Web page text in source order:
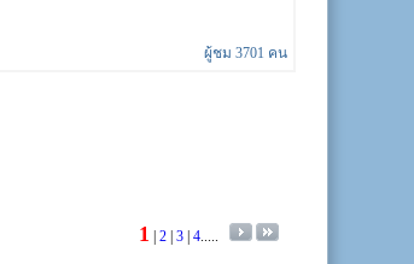
ผู้ชม 3701 คน
1 2 3 4.....